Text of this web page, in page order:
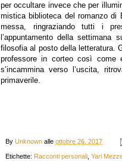
per occultare invece che per
mistica biblioteca del romanzo di
messa, ringraziando tutti i
l’appuntamento della
filosofia al posto della letteratura.
professore in corteo così come
s’incammina verso l’uscita,
primaverile.
By Unknown alle ottobre 26, 2017
Etichette: Racconti personali Yari